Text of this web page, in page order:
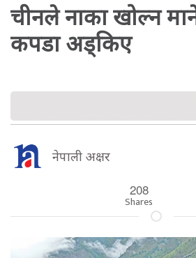
चीनले नाका खोल्न
कपडा अड्किए
नेपाली अक्षर
208
Shares